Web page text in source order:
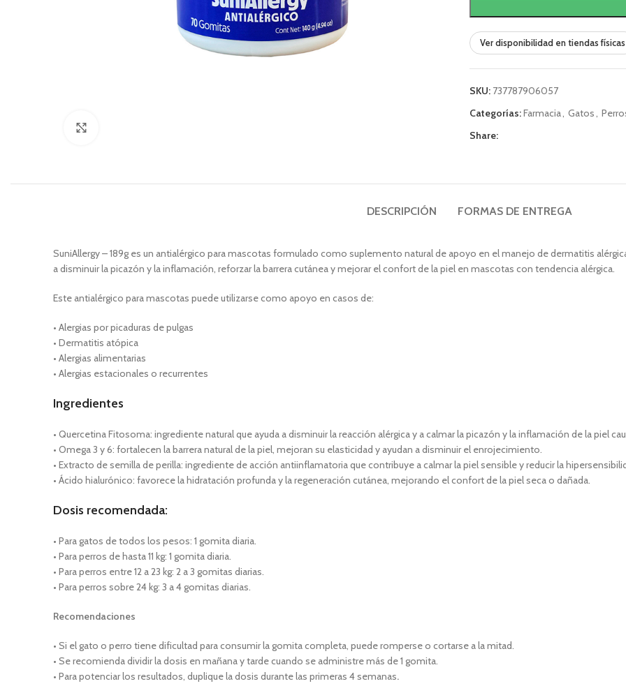
Ver disponibilidad en tiendas físicas
SKU: 737787906057
Categorías:Farmacia, Gatos,
Share:
DESCRIPCIÓN FORMAS DE ENTREGA
SuniAllergy – 189g es un antialérgico para mascotas formulado como suplemento natural de apoyo en el manejo de dermatitis
a disminuir la picazón y la inflamación, reforzar la barrera cutánea y mejorar el confort de la piel en mascotas con tendencia alérgica.
Este antialérgico para mascotas puede utilizarse como apoyo en casos de:
• Alergias por picaduras de pulgas
• Dermatitis atópica
• Alergias alimentarias
• Alergias estacionales o recurrentes
Ingredientes
• Quercetina Fitosoma: ingrediente natural que ayuda a disminuir la reacción alérgica y a calmar la picazón y la inflamación de la piel
• Omega 3 y 6: fortalecen la barrera natural de la piel, mejoran su elasticidad y ayudan a disminuir el enrojecimiento.
• Extracto de semilla de perilla: ingrediente de acción antiinflamatoria que contribuye a calmar la piel sensible y reducir la
• Ácido hialurónico: favorece la hidratación profunda y la regeneración cutánea, mejorando el confort de la piel seca o dañada.
Dosis recomendada:
• Para gatos de todos los pesos: 1 gomita diaria.
• Para perros de hasta 11 kg: 1 gomita diaria.
• Para perros entre 12 a 23 kg: 2 a 3 gomitas diarias.
• Para perros sobre 24 kg: 3 a 4 gomitas diarias.
Recomendaciones
• Si el gato o perro tiene dificultad para consumir la gomita completa, puede romperse o cortarse a la mitad.
• Se recomienda dividir la dosis en mañana y tarde cuando se administre más de 1 gomita.
• Para potenciar los resultados, duplique la dosis durante las primeras 4 semanas.